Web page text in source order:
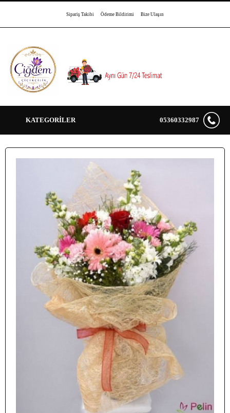
Sipariş Takibi Ödeme Bildirimi Bize Ulaşın
KATEGORİLER 05360332987